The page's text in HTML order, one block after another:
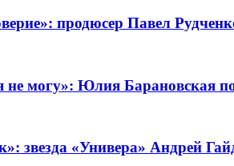
продюсер Павел
не могу»: Юлия Барановская
звезда «Универа» Андрей